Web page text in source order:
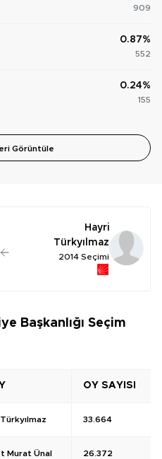
909
0.87%
552
0.24%
155
Görüntüle
Hayri
Türkyılmaz
2014 Seçimi
Başkanlığı Seçim
OY SAYISI
33.664
Murat Ünal 26.372